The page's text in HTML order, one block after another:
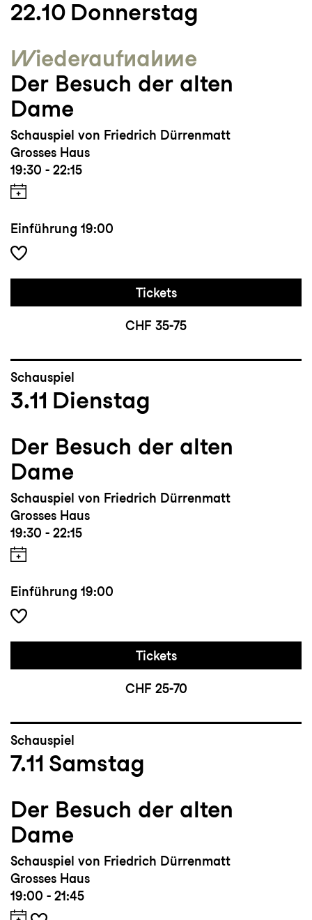
22.10 Donnerstag
Wieder­aufnahme
Der Besuch der alten
Dame
Schauspiel von Friedrich Dürrenmatt
Grosses Haus
19:30 - 22:15
Einführung 19:00
Tickets
CHF 35-75
Schauspiel
3.11 Dienstag
Der Besuch der alten
Dame
Schauspiel von Friedrich Dürrenmatt
Grosses Haus
19:30 - 22:15
Einführung 19:00
Tickets
CHF 25-70
Schauspiel
7.11 Samstag
Der Besuch der alten
Dame
Schauspiel von Friedrich Dürrenmatt
Grosses Haus
19:00 - 21:45